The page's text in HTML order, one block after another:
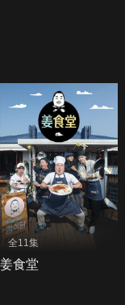
全11集
姜食堂